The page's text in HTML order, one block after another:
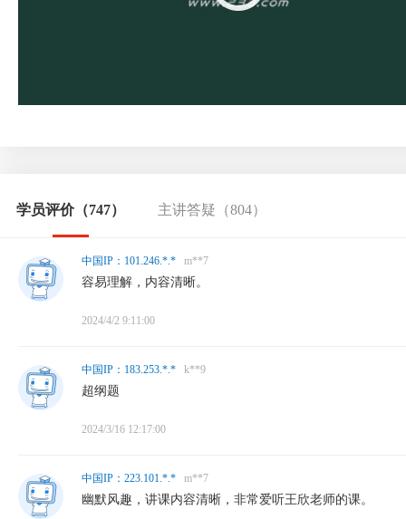
学员评价（747） 主讲答疑 （804）
中国IP：101.246.*.* m**7
容易理解，内容清晰。
2024/4/2 9:11:00
中国IP：183.253.*.* k**9
超纲题
2024/3/16 12:17:00
中国IP：223.101.*.* m**7
幽默风趣，讲课内容清晰，非常爱听王欣老师的课。